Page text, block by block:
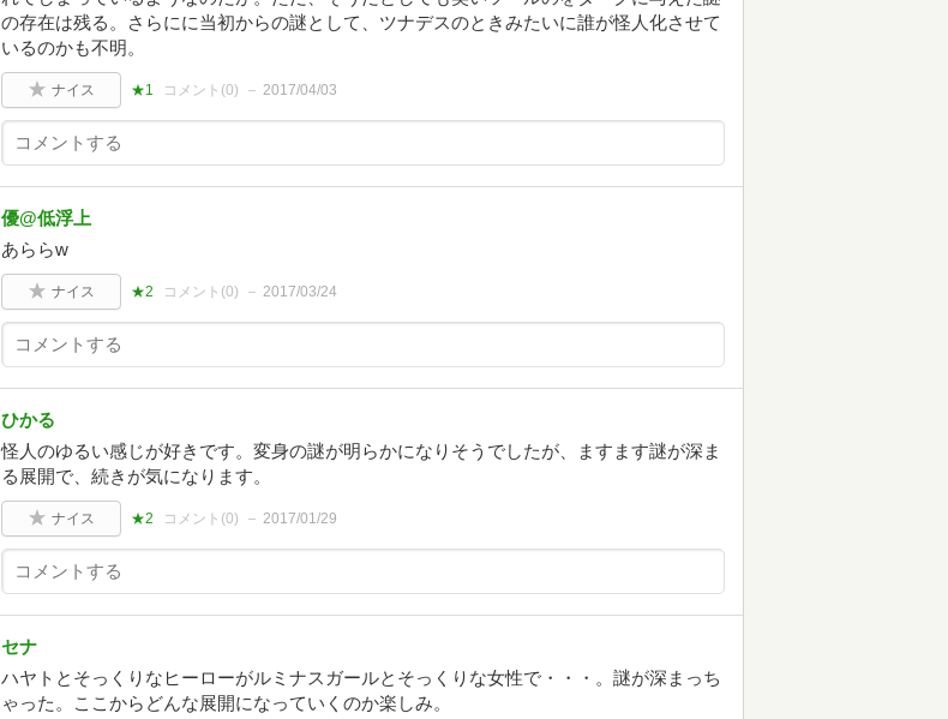
の存在は残る。さらにに当初からの謎として、ツナデスのときみたいに誰が怪人化させて
いるのかも不明。
ナイス ★1 コメント(0) 2017/04/03
優@低浮上
あららw
ナイス ★2 コメント(0) 2017/03/24
ひかる
怪人のゆるい感じが好きです。変身の謎が明らかになりそうでしたが、ますます謎が深ま
る展開で、続きが気になります。
ナイス ★2 コメント(0) 2017/01/29
セナ
ハヤトとそっくりなヒーローがルミナスガールとそっくりな女性で・・・。謎が深まっち
ゃった。ここからどんな展開になっていくのか楽しみ。